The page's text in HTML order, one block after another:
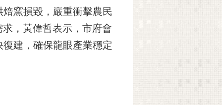
窯損毀，嚴重衝擊農民
，黃偉哲表示，市府會
建，確保龍眼產業穩定